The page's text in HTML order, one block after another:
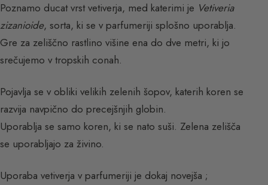
Poznamo ducat vrst vetiverja, med katerimi je Vetiveria
zizanioide, sorta, ki se v parfumeriji splošno uporablja.
Gre za zeliščno rastlino višine ena do dve metri, ki jo
srečujemo v tropskih conah.
Pojavlja se v obliki velikih zelenih šopov, katerih koren se
razvija navpično do precejšnjih globin.
Uporablja se samo koren, ki se nato suši. Zelena zelišča
se uporabljajo za živino.
Uporaba vetiverja v parfumeriji je dokaj novejša ;